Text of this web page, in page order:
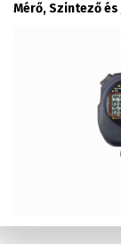
Mérő, Szintező